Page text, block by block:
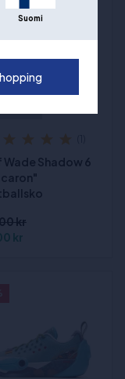
Wade Shadow 6
kr
kr
Suomi